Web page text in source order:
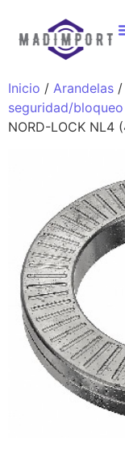
Inicio / Arandelas /
seguridad/bloqueo
NORD-LOCK NL4